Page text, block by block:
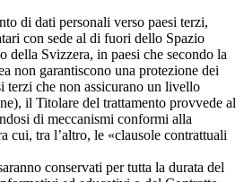
di dati personali verso paesi terzi,
con sede al di fuori dello Spazio
della Svizzera, in paesi che secondo la
non garantiscono una protezione dei
terzi che non assicurano un livello
il Titolare del trattamento provvede al
di meccanismi conformi alla
cui, tra l’altro, le «clausole contrattuali
conservati per tutta la durata del